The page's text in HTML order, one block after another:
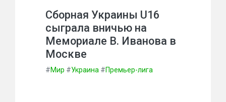
Сборная Украины U16
сыграла вничью на
Мемориале В. Иванова в
Москве
#Мир #Украина #Премьер-лига